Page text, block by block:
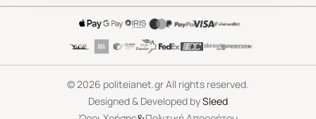
©2026 politeianet.gr All rights reserved.
Designed & Developed bySleed